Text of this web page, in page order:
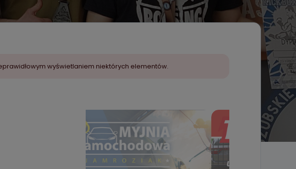
wyświetlaniem niektórych elementów.